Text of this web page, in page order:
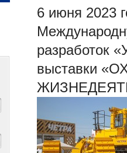
6 июня 2023
разработок
выставки